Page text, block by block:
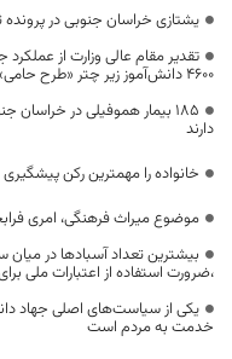
یشتازی خراسان جنوبی در
تقدیر مقام عالی وزارت از
۴۶۰۰ دانش‌آموز زیر چتر «طرح حامی»
۱۸۵ بیمار هموفیلی در
دارند
خانواده را مهمترین رکن
موضوع میراث فرهنگی، امری
بیشترین تعداد آسبادها در
،ضرورت استفاده از اعتبارات ملی
یکی از سیاست‌های اصلی جهاد
خدمت به مردم است